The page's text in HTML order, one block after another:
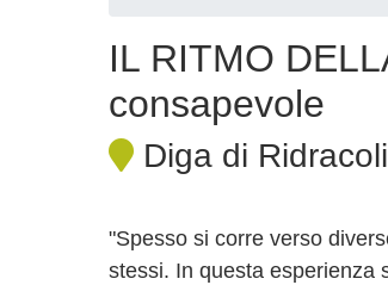
IL RITMO
consapevole
Diga di
"Spesso si corre verso
stessi. In questa esperienza